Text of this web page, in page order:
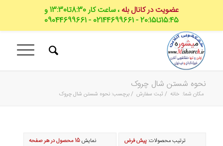
نحوه شستن شال چروک
مکان شما: خانه / ثبت سفارش /برچسب: نحوه شستن شال چروک
ترتیب محصولات:پیش فرض نمایش15 محصول در هر صفحه
عضویت در کانال بله
، ساعت کار 8:30تا13:30 و
15:45تا20:15 - 02144699661 - 09044699661